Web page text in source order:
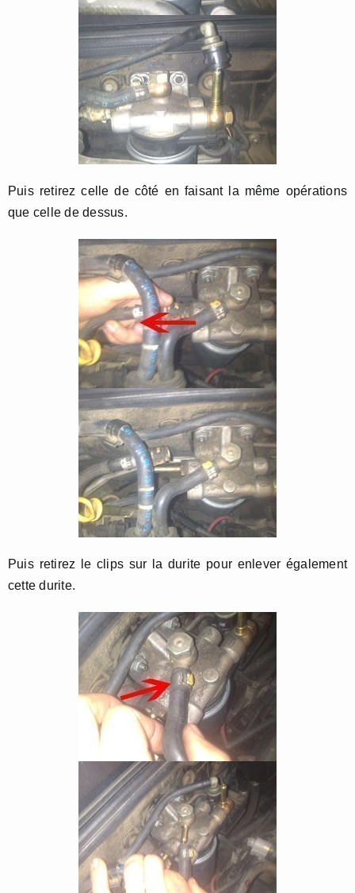
Puis retirez celle de côté en faisant la même opérations
que celle de dessus.
Puis retirez le clips sur la durite pour enlever également
cette durite.